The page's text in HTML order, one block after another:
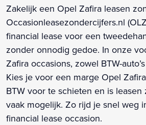
Zakelijk een Opel Zafira leasen
Occasionleasezondercijfers.nl
financial lease voor een
zonder onnodig gedoe. In onze
Zafira occasions, zowel BTW-
Kies je voor een marge Opel
BTW voor te schieten en is
vaak mogelijk. Zo rijd je snel weg
financial lease occasion.